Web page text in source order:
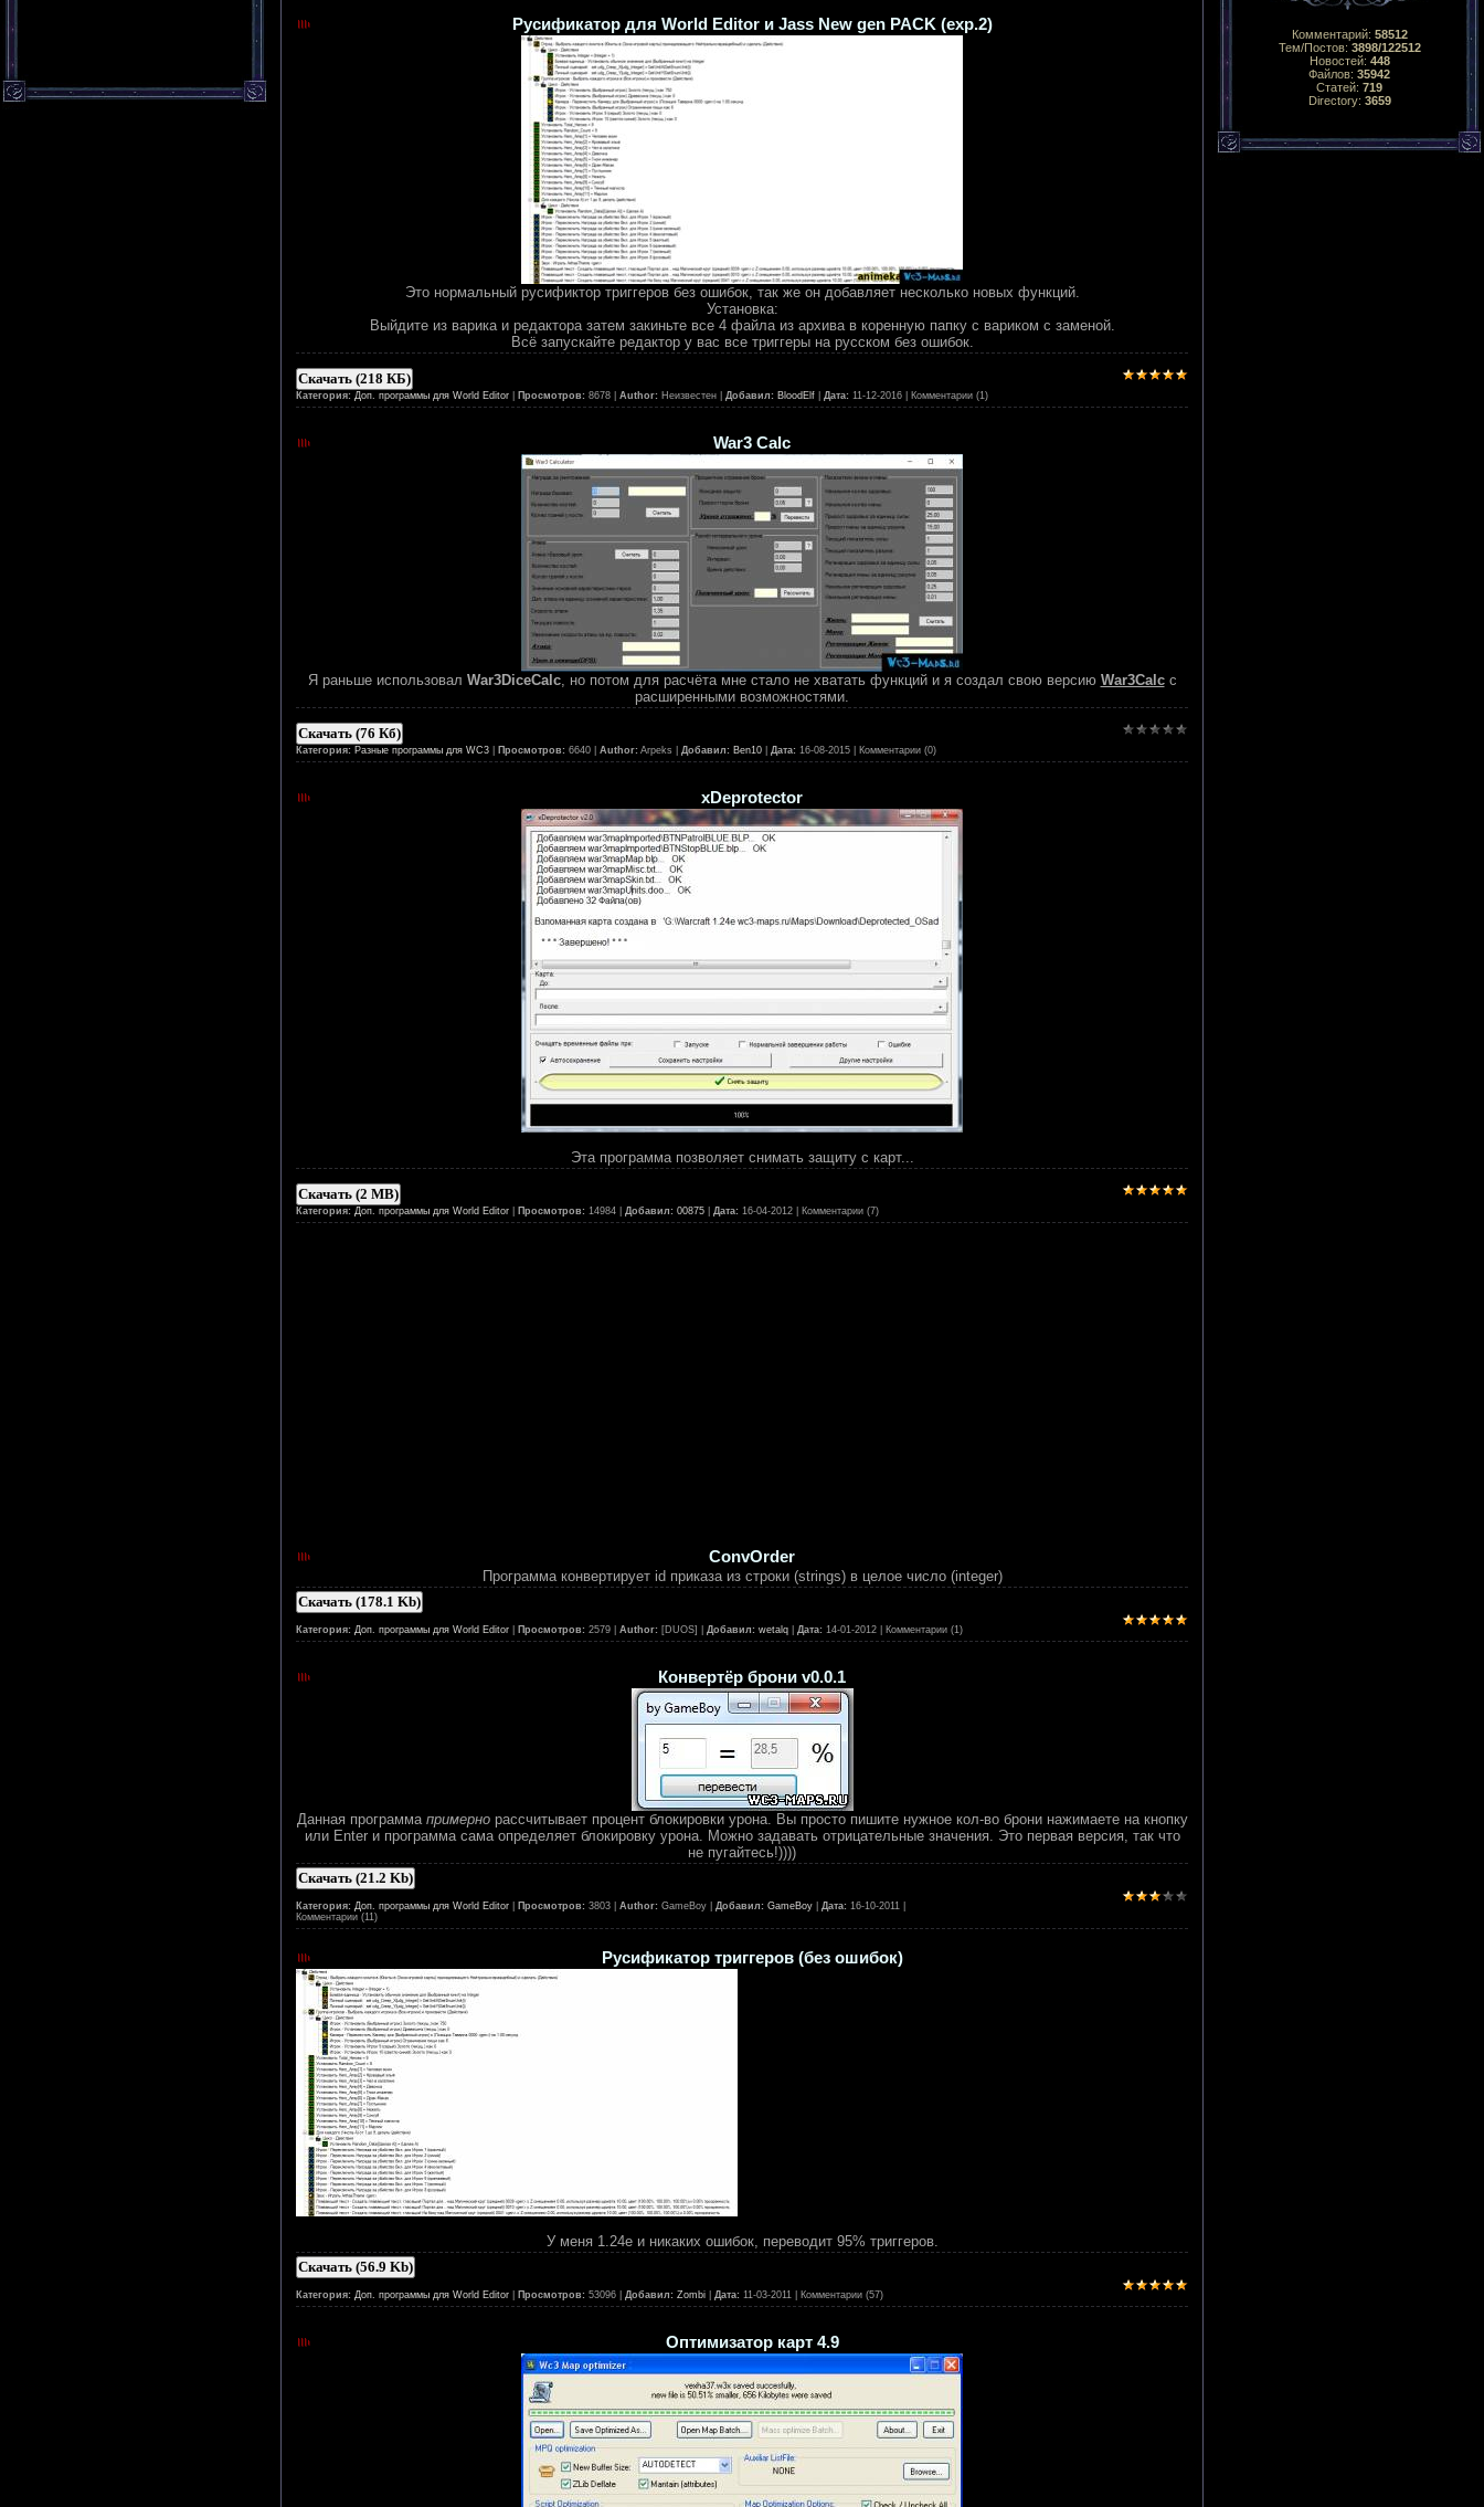
Русификатор для World Editor и Jass New gen PACK (exp.2)
Это нормальный русификтор триггеров без ошибок, так же он добавляет несколько новых функций.
Установка:
Выйдите из варика и редактора затем закиньте все 4 файла из архива в коренную папку с вариком с заменой.
Всё запускайте редактор у вас все триггеры на русском без ошибок.
Скачать (218 КБ)
Категория: Доп. программы для World Editor Просмотров: 8678 | Author: Неизвестен | Добавил: BloodElf Дата: 11-12-2016 | Комментарии (1)
War3 Calc
Я раньше использовал War3DiceCalc, но потом для расчёта мне стало не хватать функций и я создал свою версию War3Calcс
расширенными возможностями.
Скачать (76 Кб)
Категория: Разные программы для WC3 Просмотров: 6640 | Author: Arpeks | Добавил: Ben10 Дата: 16-08-2015 | Комментарии (0)
xDeprotector
Эта программа позволяет снимать защиту с карт...
Скачать (2 MB)
Категория: Доп. программы для World Editor Просмотров: 14984 | Добавил: 00875 Дата: 16-04-2012 | Комментарии (7)
ConvOrder
Программа конвертирует id приказа из строки (strings) в целое число (integer)
Скачать (178.1 Kb)
Категория: Доп. программы для World Editor Просмотров: 2579 | Author: [DUOS] | Добавил: wetalq Дата: 14-01-2012 | Комментарии (1)
Конвертёр брони v0.0.1
Данная программа примернорассчитывает процент блокировки урона. Вы просто пишите нужное кол-во брони нажимаете на кнопку
или Enter и программа сама определяет блокировку урона. Можно задавать отрицательные значения. Это первая версия, так что
не пугайтесь!))))
Скачать (21.2 Kb)
Категория: Доп. программы для World Editor Просмотров: 3803 | Author: GameBoy | Добавил: GameBoy Дата: 16-10-2011
Комментарии (11)
Русификатор триггеров (без ошибок)
У меня 1.24е и никаких ошибок, переводит 95% триггеров.
Скачать (56.9 Kb)
Категория: Доп. программы для World Editor Просмотров: 53096 | Добавил: Zombi Дата: 11-03-2011 | Комментарии (57)
Оптимизатор карт 4.9
Комментарий: 58512
Тем/Постов: 3898/122512
Новостей: 448
Файлов: 35942
Статей: 719
Directory: 3659